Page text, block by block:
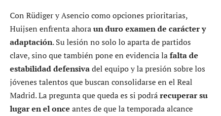
Con Rüdiger y Asencio como opciones prioritarias,
Huijsen enfrenta ahoraun duro examen de carácter y
adaptación. Su lesión no solo lo aparta de partidos
clave, sino que también pone en evidencia lafalta de
estabilidad defensivadel equipo y la presión sobre los
jóvenes talentos que buscan consolidarse en el Real
Madrid. La pregunta que queda es si podrárecuperar su
lugar en el once antes de que la temporada alcance